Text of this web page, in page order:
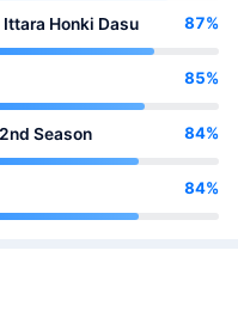
Honki Dasu 87%
85%
Season 84%
84%